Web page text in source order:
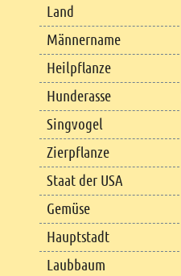
Land
Männername
Heilpflanze
Hunderasse
Singvogel
Zierpflanze
Staat der USA
Gemüse
Hauptstadt
Laubbaum